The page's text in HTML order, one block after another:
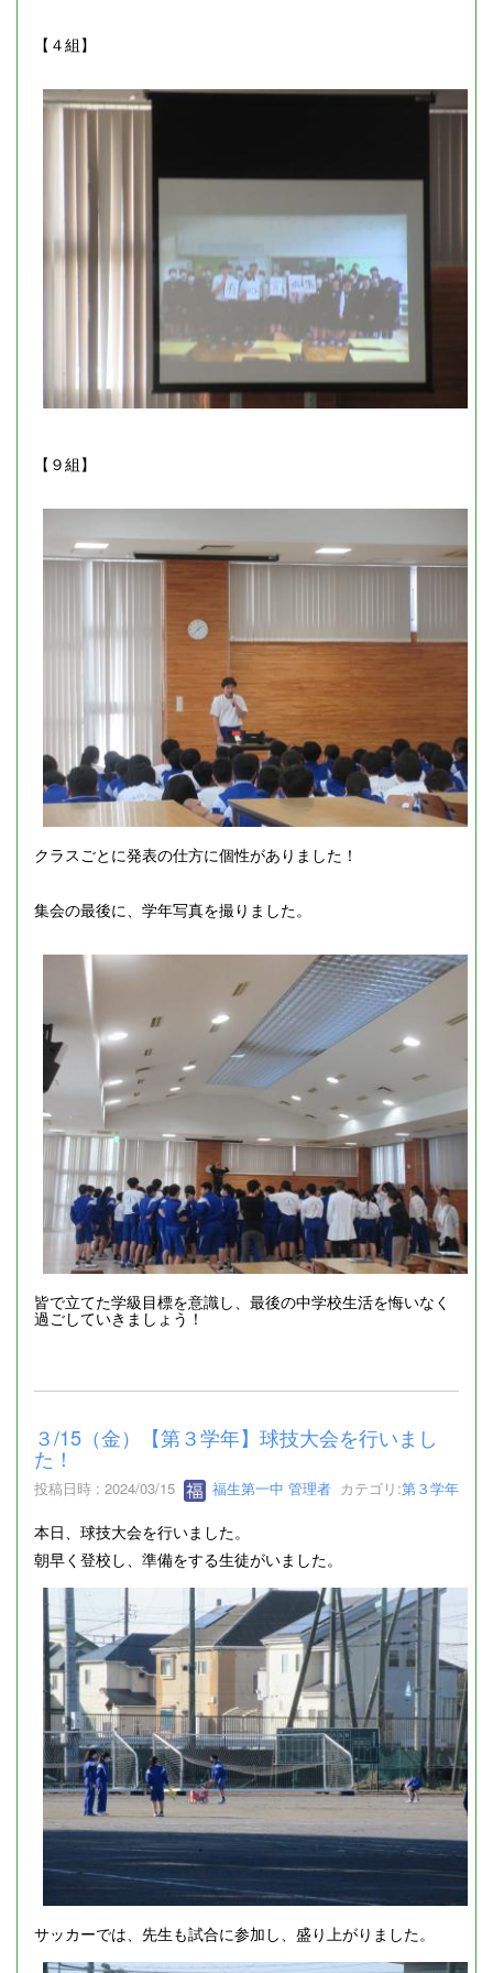
【４組】
【９組】
クラスごとに発表の仕方に個性がありました！
集会の最後に、学年写真を撮りました。
皆で立てた学級目標を意識し、最後の中学校生活を悔いなく
過ごしていきましょう！
３/15（金）【第３学年】球技大会を行いまし
た！
投稿日時 : 2024/03/15 福生第一中 管理者 カテゴリ:第３学年
本日、球技大会を行いました。
朝早く登校し、準備をする生徒がいました。
サッカーでは、先生も試合に参加し、盛り上がりました。